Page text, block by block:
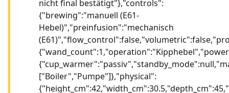
nicht final bestätigt"},"controls":
{"brewing":"manuell (E61-
Hebel)","preinfusion":"mechanisch
["Boiler","Pumpe"]},"physical":